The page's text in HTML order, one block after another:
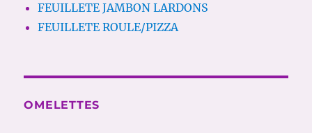
FEUILLETE JAMBON LARDONS
FEUILLETE ROULE/PIZZA
OMELETTES